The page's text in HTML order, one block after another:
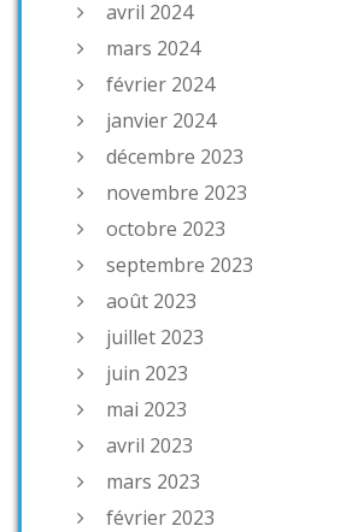
avril 2024
mars 2024
février 2024
janvier 2024
décembre 2023
novembre 2023
octobre 2023
septembre 2023
août 2023
juillet 2023
juin 2023
mai 2023
avril 2023
mars 2023
février 2023